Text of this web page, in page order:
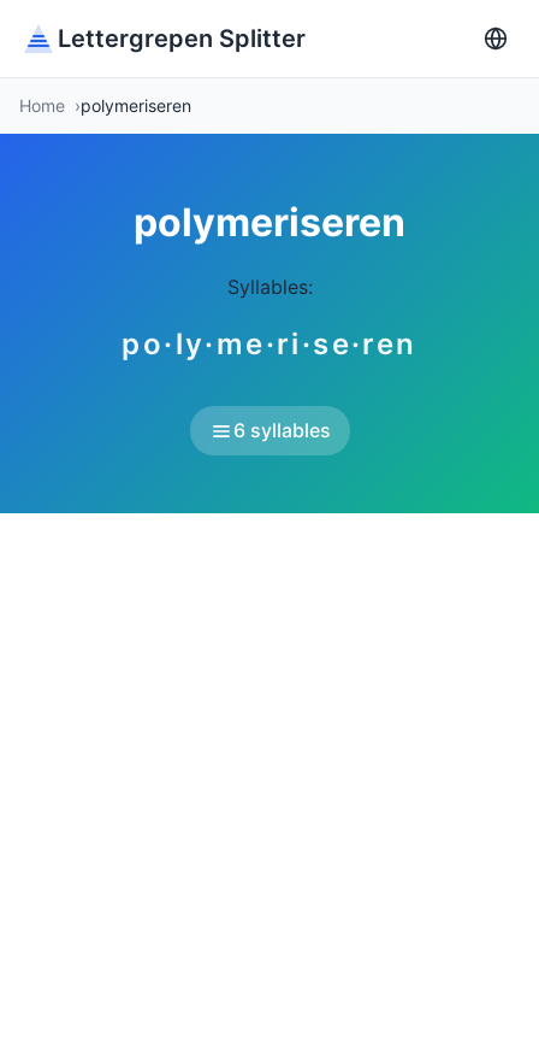
Lettergrepen Splitter
Home polymeriseren
polymeriseren
Syllables:
po·ly·me·ri·se·ren
6 syllables